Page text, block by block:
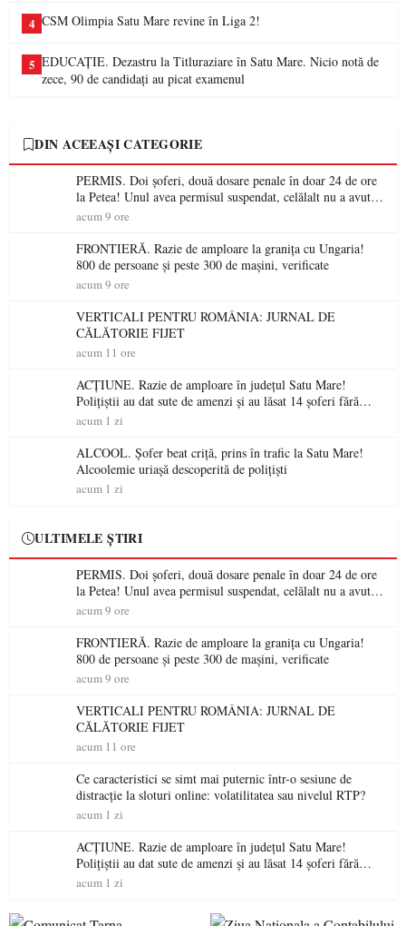
4 CSM Olimpia Satu Mare revine în Liga 2!
5 EDUCAȚIE. Dezastru la Titluraziare în Satu Mare. Nicio notă de
zece, 90 de candidați au picat examenul
DIN ACEEAȘI CATEGORIE
PERMIS. Doi șoferi, două dosare penale în doar 24 de ore
la Petea! Unul avea permisul suspendat, celălalt nu a avut
niciodată permis
acum 9 ore
FRONTIERĂ. Razie de amploare la granița cu Ungaria!
800 de persoane și peste 300 de mașini, verificate
acum 9 ore
VERTICALI PENTRU ROMÂNIA: JURNAL DE
CĂLĂTORIE FIJET
acum 11 ore
ACȚIUNE. Razie de amploare în județul Satu Mare!
Polițiștii au dat sute de amenzi și au lăsat 14 șoferi fără
permis într-o singură zi
acum 1 zi
ALCOOL. Șofer beat criță, prins în trafic la Satu Mare!
Alcoolemie uriașă descoperită de polițiști
acum 1 zi
ULTIMELE ȘTIRI
PERMIS. Doi șoferi, două dosare penale în doar 24 de ore
la Petea! Unul avea permisul suspendat, celălalt nu a avut
niciodată permis
acum 9 ore
FRONTIERĂ. Razie de amploare la granița cu Ungaria!
800 de persoane și peste 300 de mașini, verificate
acum 9 ore
VERTICALI PENTRU ROMÂNIA: JURNAL DE
CĂLĂTORIE FIJET
acum 11 ore
Ce caracteristici se simt mai puternic într-o sesiune de
distracție la sloturi online: volatilitatea sau nivelul RTP?
acum 1 zi
ACȚIUNE. Razie de amploare în județul Satu Mare!
Polițiștii au dat sute de amenzi și au lăsat 14 șoferi fără
permis într-o singură zi
acum 1 zi